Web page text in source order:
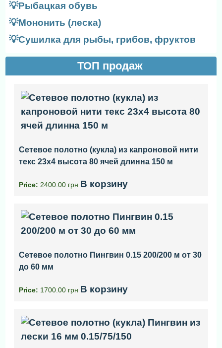
💡Рыбацкая обувь
💡Мононить (леска)
💡Сушилка для рыбы, грибов, фруктов
ТОП продаж
Сетевое полотно (кукла) из капроновой нити
текс 23x4 высота 80 ячей длинна 150 м
Price: 2400.00 грн В корзину
Сетевое полотно Пингвин 0.15 200/200 м от 30
до 60 мм
Price: 1700.00 грн В корзину